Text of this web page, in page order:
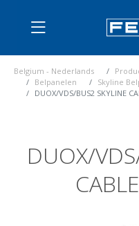
Belgium - Nederlands
Belpanelen
Skyline
DUOX/VDS/BUS2 SKYLINE
DUOX/